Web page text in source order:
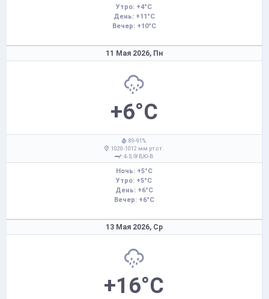
Утро: +4°C
День: +11°C
Вечер: +10°C
11 Мая 2026, Пн
+6°C
: 89-91%
: 1020-1012 мм рт.ст.
: 4-5,
В,Ю-В
Ночь: +5°C
Утро: +5°C
День: +6°C
Вечер: +6°C
13 Мая 2026, Ср
+16°C